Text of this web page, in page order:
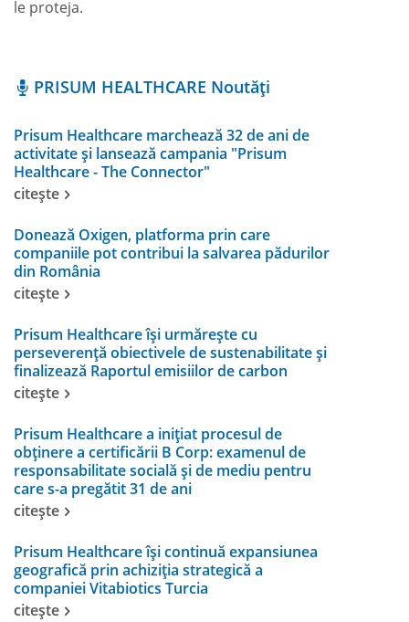
le proteja.
PRISUM HEALTHCARE Noutăți
Prisum Healthcare marchează 32 de ani de
activitate și lansează campania "Prisum
Healthcare - The Connector"
citește
Donează Oxigen, platforma prin care
companiile pot contribui la salvarea pădurilor
din România
citește
Prisum Healthcare își urmărește cu
perseverență obiectivele de sustenabilitate și
finalizează Raportul emisiilor de carbon
citește
Prisum Healthcare a inițiat procesul de
obținere a certificării B Corp: examenul de
responsabilitate socială și de mediu pentru
care s-a pregătit 31 de ani
citește
Prisum Healthcare își continuă expansiunea
geografică prin achiziția strategică a
companiei Vitabiotics Turcia
citește